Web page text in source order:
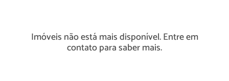
Imóveis não está mais disponível. Entre em
contato para saber mais.